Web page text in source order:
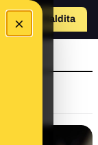
×
Hazte Maldita